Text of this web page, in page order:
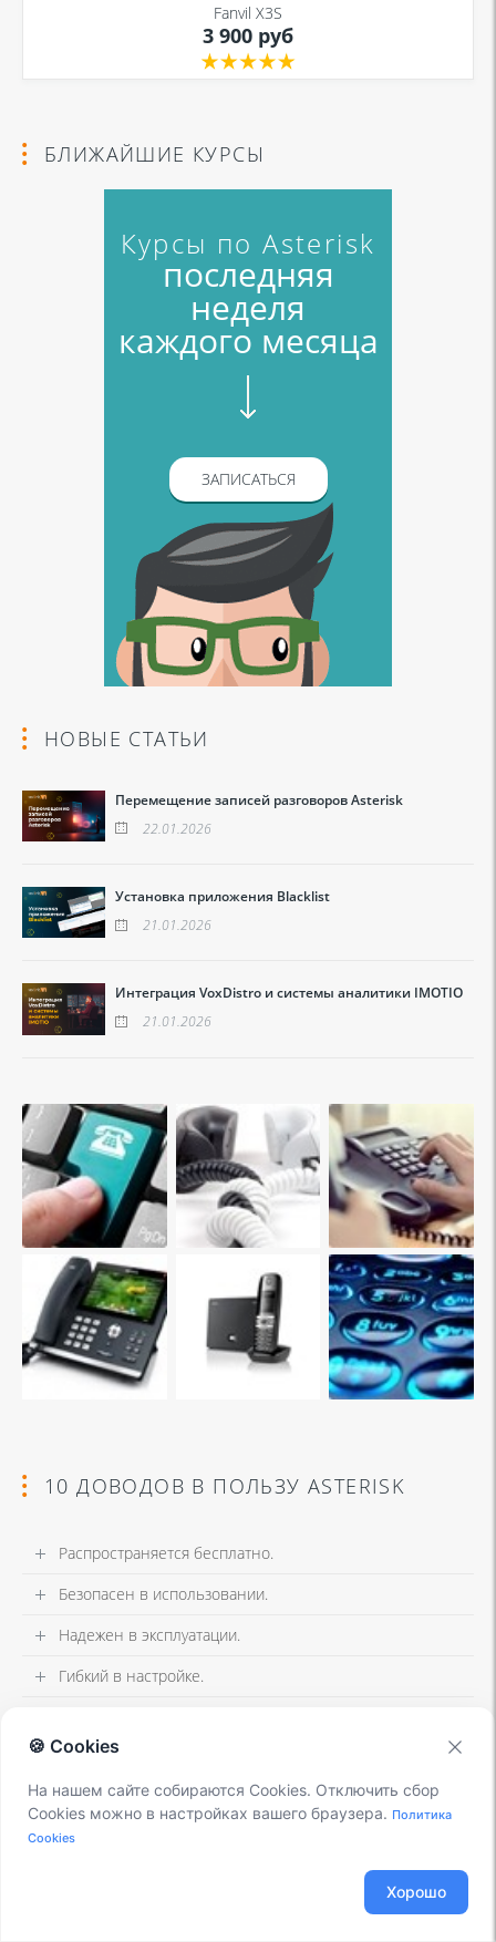
Fanvil X3S
3 900 руб
БЛИЖАЙШИЕ КУРСЫ
Курсы по Asterisk
последняя
неделя
каждого месяца
ЗАПИСАТЬСЯ
НОВЫЕ СТАТЬИ
Перемещение записей разговоров Asterisk
22.01.2026
Установка приложения Blacklist
21.01.2026
Интеграция VoxDistro и системы аналитики IMOTIO
21.01.2026
10 ДОВОДОВ В ПОЛЬЗУ ASTERISK
Распространяется бесплатно.
Безопасен в использовании.
Надежен в эксплуатации.
Гибкий в настройке.
Интегрируется с любыми системами.
Позволяет телефонизировать офис за считанные
часы.
🍪 Cookies
На нашем сайте собираются Cookies. Отключить сбор
Cookies можно в настройках вашего браузера. Политика
Cookies
Хорошо